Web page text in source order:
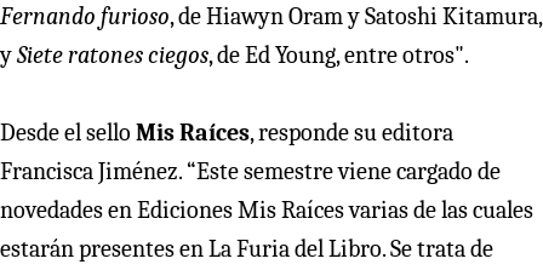
Fernando furioso, de Hiawyn Oram y Satoshi Kitamura,
ySiete ratones ciegos, de Ed Young, entre otros".
Desde el sello Mis Raíces, responde su editora
Francisca Jiménez. “Este semestre viene cargado de
novedades en Ediciones Mis Raíces varias de las cuales
estarán presentes en La Furia del Libro. Se trata de